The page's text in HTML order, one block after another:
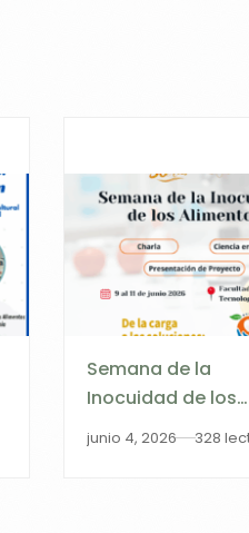
Semana de la
Inocuidad de los
Alimentos 2026
junio 4, 2026 328